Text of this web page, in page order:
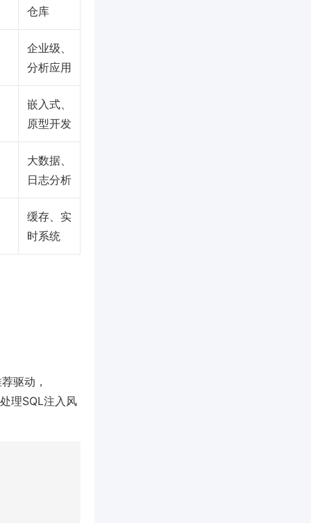
仓库
企业级、
分析应用
嵌入式、
原型开发
大数据、
日志分析
缓存、实
时系统
驱动，
理SQL注入风